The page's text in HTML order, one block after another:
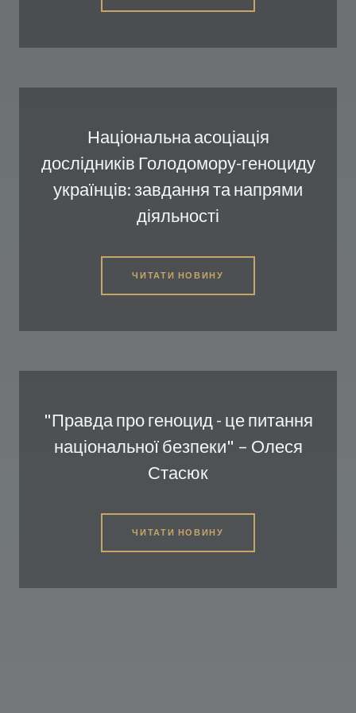
Національна асоціація
дослідників Голодомору-геноциду
українців: завдання та напрями
діяльності
ЧИТАТИ НОВИНУ
"Правда про геноцид - це питання
національної безпеки" – Олеся
Стасюк
ЧИТАТИ НОВИНУ